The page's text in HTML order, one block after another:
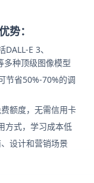
势：
E 3、
种顶级图像模型
节省50%-70%的调
额度，无需信用卡
方式，学习成本低
设计和营销场景